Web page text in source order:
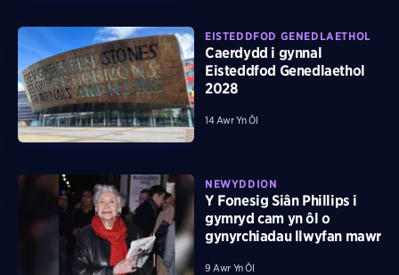
EISTEDDFOD GENEDLAETHOL
Caerdydd i gynnal
Eisteddfod Genedlaethol
2028
14 Awr Yn Ôl
NEWYDDION
Y Fonesig Siân Phillips i
gymryd cam yn ôl o
gynyrchiadau llwyfan mawr
9 Awr Yn Ôl